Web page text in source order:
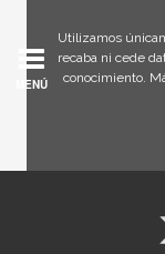
Utilizamos
recaba ni cede
conocimiento.
MENÚ